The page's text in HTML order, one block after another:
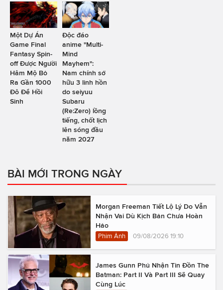
Một Dự Án
Game Final
Fantasy Spin-
off Được Người
Hâm Mộ Bỏ
Ra Gần 1000
Đô Để Hồi
Sinh
Độc đáo
anime "Multi-
Mind
Mayhem":
Nam chính sở
hữu 3 linh hồn
do seiyuu
Subaru
(Re:Zero) lồng
tiếng, chốt lịch
lên sóng đầu
năm 2027
BÀI MỚI TRONG NGÀY
Morgan Freeman Tiết Lộ Lý Do Vẫn
Nhận Vai Dù Kịch Bản Chưa Hoàn
Hảo
Phim Ảnh 09/08/2026 19:10
James Gunn Phủ Nhận Tin Đồn The
Batman: Part II Và Part III Sẽ Quay
Cùng Lúc